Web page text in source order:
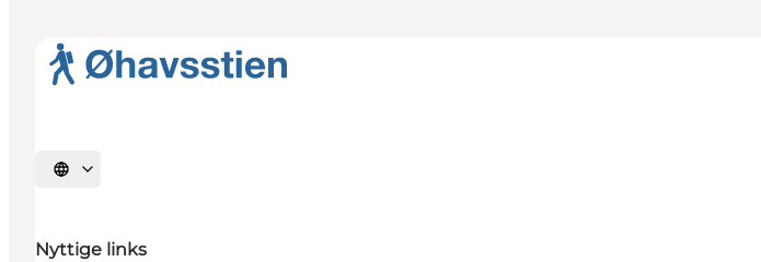
Vælg sprog
Nyttige links